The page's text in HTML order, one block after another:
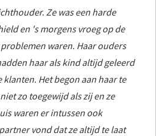
Ze was een harde
en 's morgens vroeg op de
waren. Haar ouders
haar als kind altijd geleerd
Het begon aan haar te
zo toegewijd als zij en ze
waren er intussen ook
vond dat ze altijd te laat